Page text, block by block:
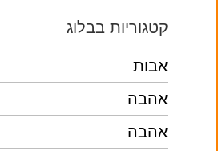
קטגוריות בבלוג
אבות
אהבה
אהבה